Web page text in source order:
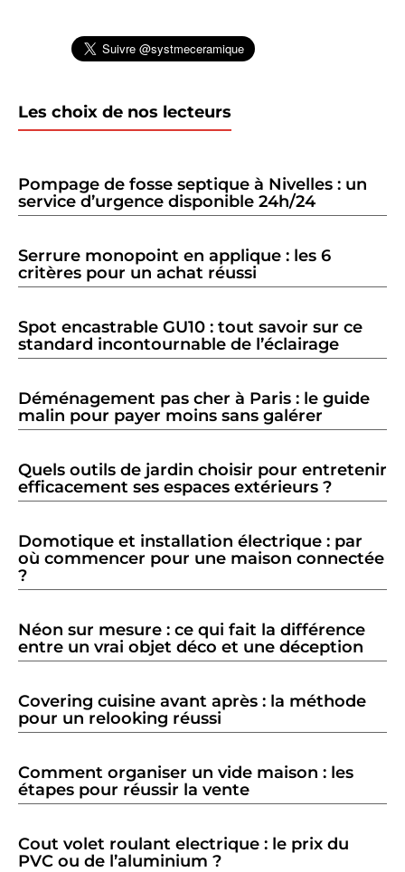
Les choix de nos lecteurs
Pompage de fosse septique à Nivelles : un
service d’urgence disponible 24h/24
Serrure monopoint en applique : les 6
critères pour un achat réussi
Spot encastrable GU10 : tout savoir sur ce
standard incontournable de l’éclairage
Déménagement pas cher à Paris : le guide
malin pour payer moins sans galérer
Quels outils de jardin choisir pour entretenir
efficacement ses espaces extérieurs ?
Domotique et installation électrique : par
où commencer pour une maison connectée
?
Néon sur mesure : ce qui fait la différence
entre un vrai objet déco et une déception
Covering cuisine avant après : la méthode
pour un relooking réussi
Comment organiser un vide maison : les
étapes pour réussir la vente
Cout volet roulant electrique : le prix du
PVC ou de l’aluminium ?